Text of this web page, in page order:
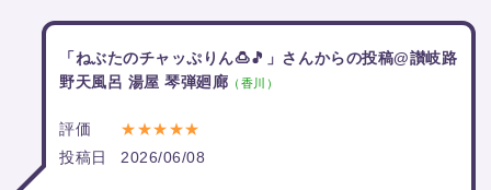
「ねぶたのチャッぷりん🍮🎵」さんからの投稿@讃岐路
野天風呂 湯屋 琴弾廻廊 （香川）
評価
★★★★★
投稿日
2026/06/08